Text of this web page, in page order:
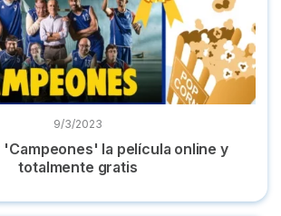
9/3/2023
'Campeones' la película online y
totalmente gratis